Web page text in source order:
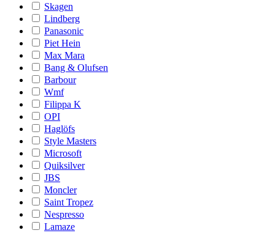
Skagen
Lindberg
Panasonic
Piet Hein
Max Mara
Bang & Olufsen
Barbour
Wmf
Filippa K
OPI
Haglöfs
Style Masters
Microsoft
Quiksilver
JBS
Moncler
Saint Tropez
Nespresso
Lamaze